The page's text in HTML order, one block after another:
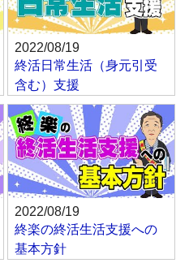
2022/08/19
終活日常生活（身元引受
含む）支援
2022/08/19
終楽の終活生活支援への
基本方針